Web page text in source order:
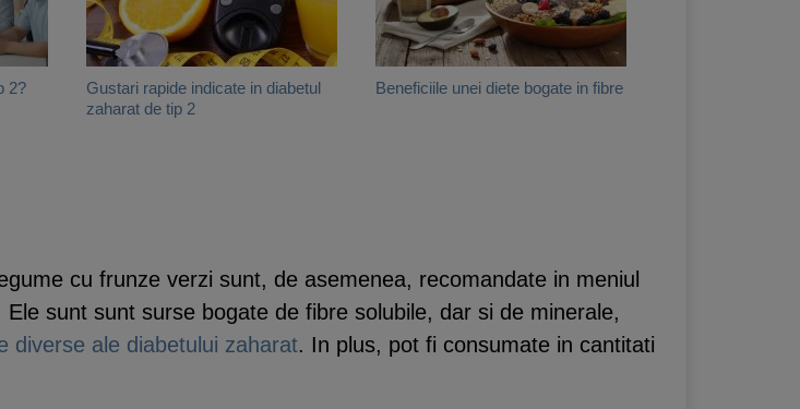
2?
Gustari rapide indicate in diabetul
zaharat de tip 2
Beneficiile unei diete bogate in fibre
cu frunze verzi sunt, de asemenea, recomandate in meniul
sunt sunt surse bogate de fibre solubile, dar si de minerale,
diverse ale diabetului zaharat. In plus, pot fi consumate in cantitati